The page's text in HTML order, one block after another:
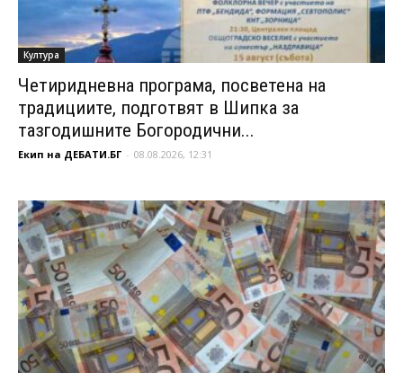
Култура
Четиридневна програма, посветена на
традициите, подготвят в Шипка за
тазгодишните Богородични...
Екип на ДЕБАТИ.БГ - 08.08.2026, 12:31